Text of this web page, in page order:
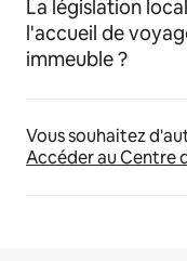
La législation
l'accueil de
immeuble ?
Vous souhaitez
Accéder au Centre